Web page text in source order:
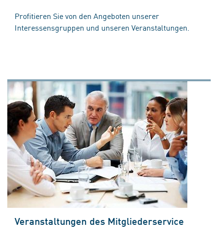
Profitieren Sie von den Angeboten unserer
Interessensgruppen und unseren Veranstaltungen.
Veranstaltungen des Mitgliederservice